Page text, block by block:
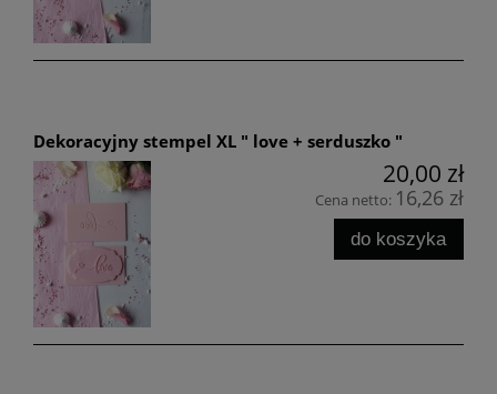
Dekoracyjny stempel XL " love + serduszko "
20,00 zł
Cena netto: 16,26 zł
do koszyka